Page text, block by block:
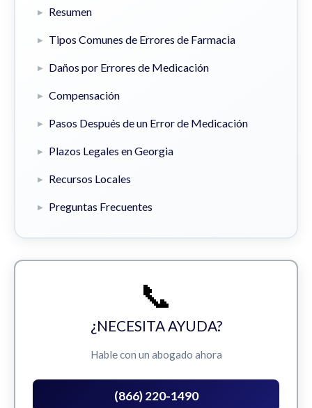
Resumen
Tipos Comunes de Errores de Farmacia
Daños por Errores de Medicación
Compensación
Pasos Después de un Error de Medicación
Plazos Legales en Georgia
Recursos Locales
Preguntas Frecuentes
📞
¿NECESITA AYUDA?
Hable con un abogado ahora
(866) 220-1490